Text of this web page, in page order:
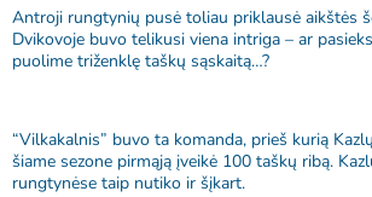
Antroji rungtynių pusė toliau priklausė aikštės
Dvikovoje buvo telikusi viena intriga – ar
puolime triženklę taškų sąskaitą…?
“Vilkakalnis” buvo ta komanda, prieš kurią
šiame sezone pirmąją įveikė 100 taškų ribą.
rungtynėse taip nutiko ir šįkart.